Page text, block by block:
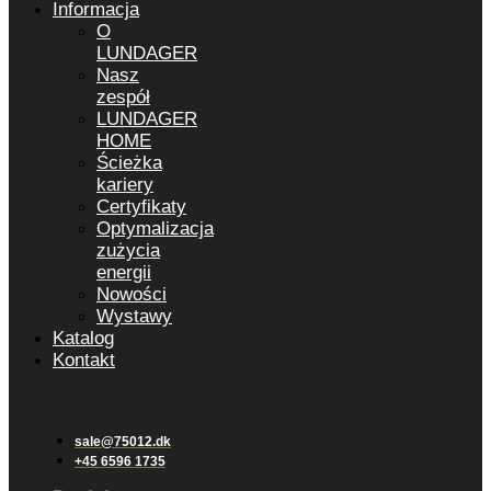
Informacja
O
LUNDAGER
Nasz
zespół
LUNDAGER
HOME
Ścieżka
kariery
Certyfikaty
Optymalizacja
zużycia
energii
Nowości
Wystawy
Katalog
Kontakt
sale@75012.dk
+45 6596 1735